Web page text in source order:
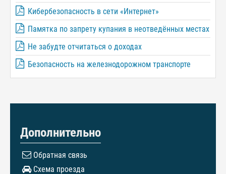
Кибербезопасность в сети «Интернет»
Памятка по запрету купания в неотведённых местах
Не забудте отчитаться о доходах
Безопасность на железнодорожном транспорте
Дополнительно
Обратная связь
Схема проезда